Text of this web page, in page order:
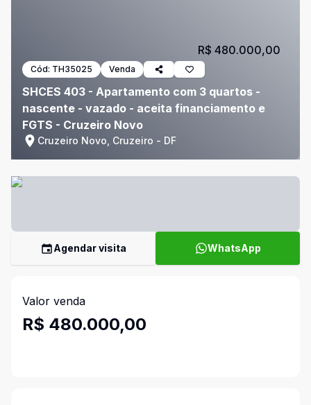
Cód: TH35025 Venda
SHCES 403 - Apartamento com 3 quartos -
nascente - vazado - aceita financiamento e
FGTS - Cruzeiro Novo
Cruzeiro Novo, Cruzeiro - DF
R$ 480.000,00
Agendar visita WhatsApp
Valor venda
R$ 480.000,00